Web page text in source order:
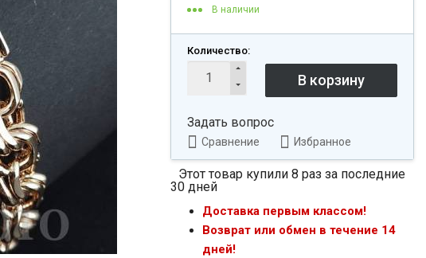
В наличии
Количество:
Задать вопрос
Сравнение Избранное
Этот товар купили 8 раз за последние
30 дней
Доставка первым классом!
Возврат или обмен в течение 14
дней!